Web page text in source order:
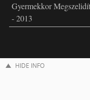
Gyermekkor
- 2013
HIDE INFO